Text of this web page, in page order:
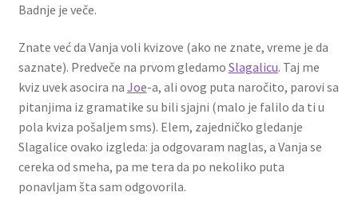
Badnje je veče.
Znate već da Vanja voli kvizove (ako ne znate, vreme je da
saznate). Predveče na prvom gledamo Slagalicu. Taj me
kviz uvek asocira na Joe-a, ali ovog puta naročito, parovi sa
pitanjima iz gramatike su bili sjajni (malo je falilo da ti u
pola kviza pošaljem sms). Elem, zajedničko gledanje
Slagalice ovako izgleda: ja odgovaram naglas, a Vanja se
cereka od smeha, pa me tera da po nekoliko puta
ponavljam šta sam odgovorila.